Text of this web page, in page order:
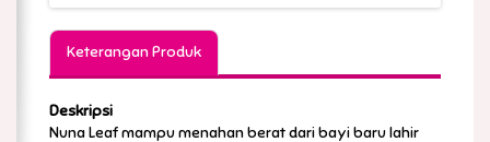
Keterangan Produk
Deskripsi
Nuna Leaf mampu menahan berat dari bayi baru lahir